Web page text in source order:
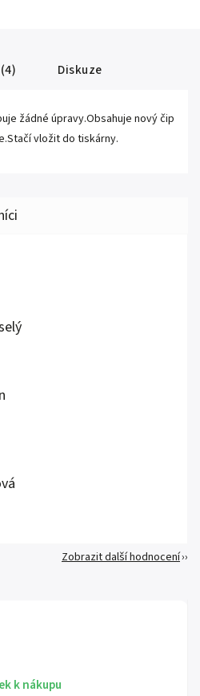
k nákupu
Diskuze
žádné úpravy.Obsahuje nový čip
vložit do tiskárny.
Zobrazit další hodnocení